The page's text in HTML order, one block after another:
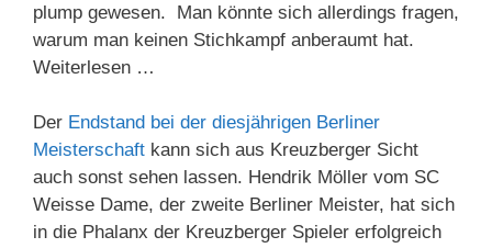
plump gewesen. Man könnte sich allerdings fragen,
warum man keinen Stichkampf anberaumt hat.
Weiterlesen …
Der Endstand bei der diesjährigen Berliner
Meisterschaft kann sich aus Kreuzberger Sicht
auch sonst sehen lassen. Hendrik Möller vom SC
Weisse Dame, der zweite Berliner Meister, hat sich
in die Phalanx der Kreuzberger Spieler erfolgreich